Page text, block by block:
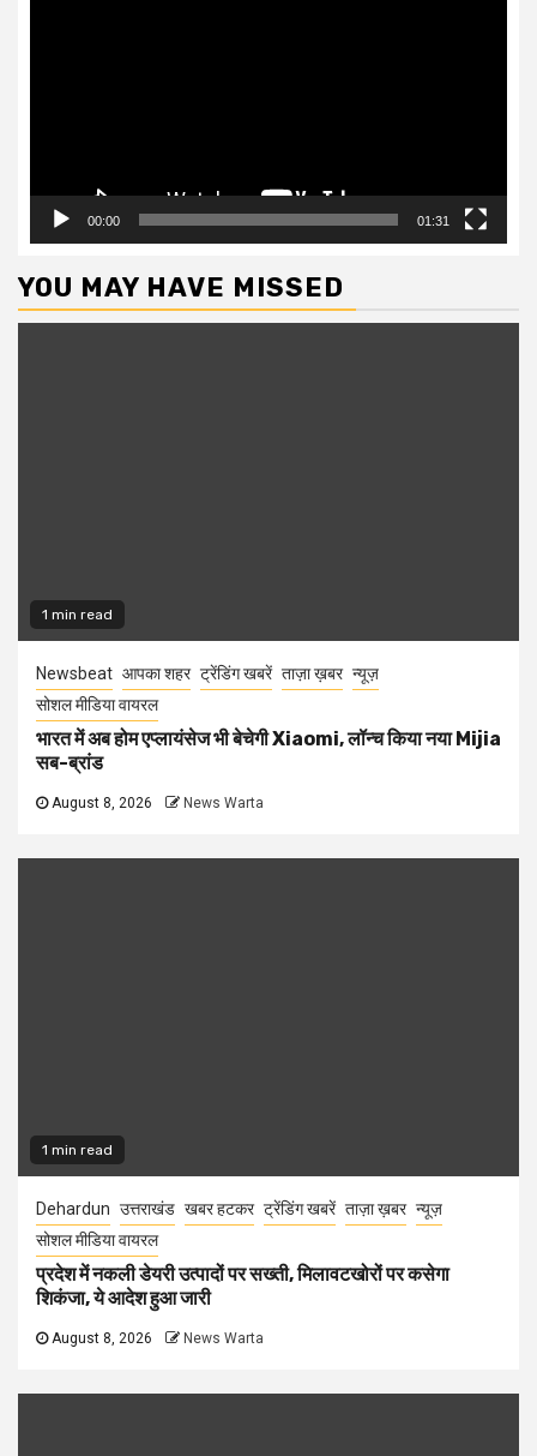
00:00 01:31
YOU MAY HAVE MISSED
1 min read
Newsbeat आपका शहर ट्रेंडिंग खबरें ताज़ा ख़बर न्यूज़
सोशल मीडिया वायरल
भारत में अब होम एप्लायंसेज भी बेचेगी Xiaomi, लॉन्च किया नया Mijia
सब-ब्रांड
August 8, 2026 News Warta
1 min read
Dehardun उत्तराखंड खबर हटकर ट्रेंडिंग खबरें ताज़ा ख़बर न्यूज़
सोशल मीडिया वायरल
प्रदेश में नकली डेयरी उत्पादों पर सख्ती, मिलावटखोरों पर कसेगा
शिकंजा, ये आदेश हुआ जारी
August 8, 2026 News Warta